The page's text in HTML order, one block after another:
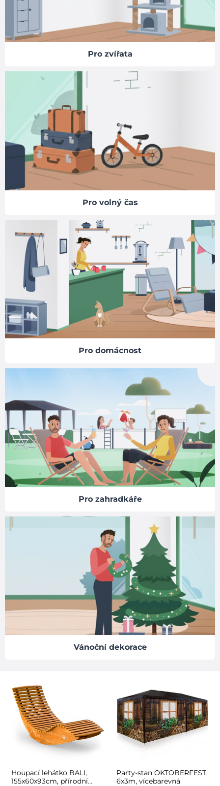
Pro zvířata
Pro volný čas
Pro domácnost
Pro zahradkáře
Vánoční dekorace
Houpací lehátko BALI,
155x60x93cm, přírodní
Party-stan OKTOBERFEST,
6x3m, vícebarevná